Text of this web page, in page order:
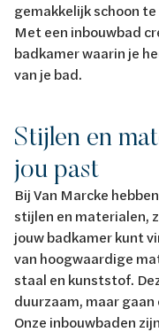
gemakkelijk schoon
Met een inbouwbad
badkamer waarin je
van je bad.
Stijlen en
jou past
Bij Van Marcke
stijlen en materialen,
jouw badkamer kunt
van hoogwaardige
staal en kunststof.
duurzaam, maar gaan
Onze inbouwbaden